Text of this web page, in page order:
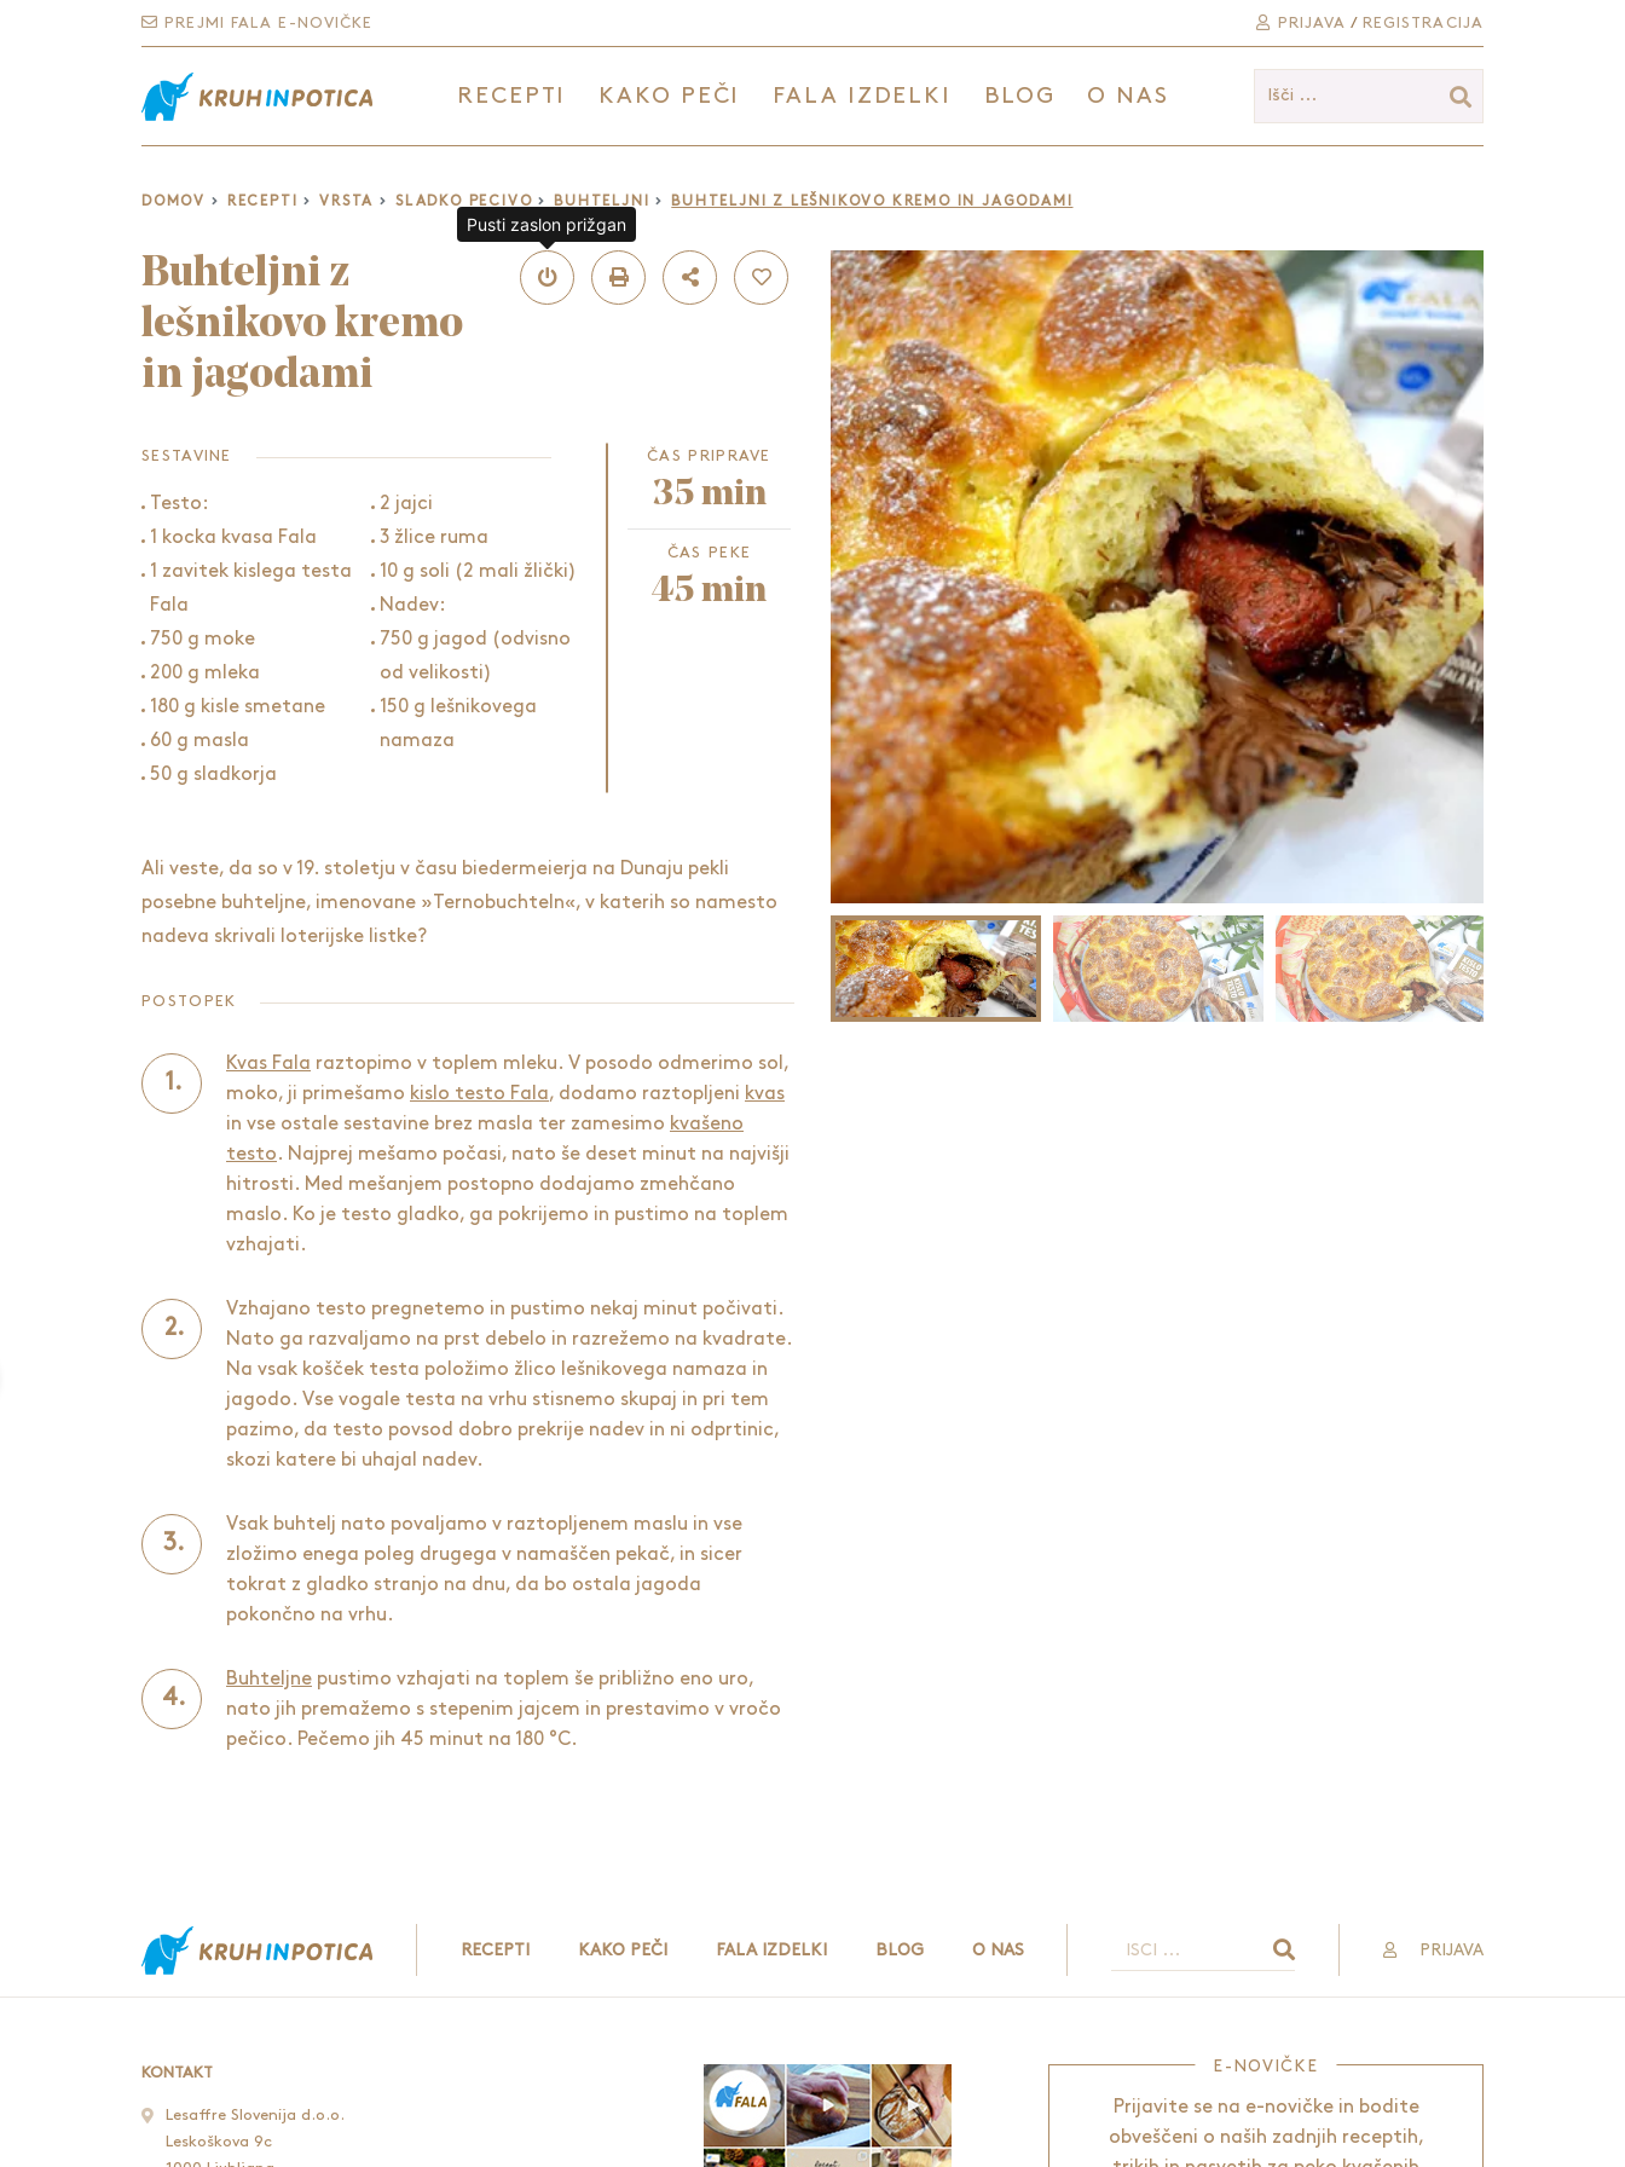
PREJMI FALA E-NOVIČKE PRIJAVA / REGISTRACIJA
Išči ...
RECEPTI KAKO PEČI FALA IZDELKI BLOG O NAS
DOMOV RECEPTI VRSTA SLADKO PECIVO BUHTELJNI BUHTELJNI Z LEŠNIKOVO KREMO IN JAGODAMI
Buhteljni z
lešnikovo kremo
in jagodami
SESTAVINE
Testo:
1 kocka kvasa Fala
1 zavitek kislega testa
Fala
750 g moke
200 g mleka
180 g kisle smetane
60 g masla
50 g sladkorja
2 jajci
3 žlice ruma
10 g soli (2 mali žlički)
Nadev:
750 g jagod (odvisno
od velikosti)
150 g lešnikovega
namaza
ČAS PRIPRAVE
35 min
ČAS PEKE
45 min
Ali veste, da so v 19. stoletju v času biedermeierja na Dunaju pekli
posebne buhteljne, imenovane »Ternobuchteln«, v katerih so namesto
nadeva skrivali loterijske listke?
POSTOPEK
Kvas Fala raztopimo v toplem mleku. V posodo odmerimo sol,
moko, ji primešamo kislo testo Fala, dodamo raztopljeni kvas
in vse ostale sestavine brez masla ter zamesimo kvašeno
testo . Najprej mešamo počasi, nato še deset minut na najvišji
hitrosti. Med mešanjem postopno dodajamo zmehčano
maslo. Ko je testo gladko, ga pokrijemo in pustimo na toplem
vzhajati.
Vzhajano testo pregnetemo in pustimo nekaj minut počivati.
Nato ga razvaljamo na prst debelo in razrežemo na kvadrate.
Na vsak košček testa položimo žlico lešnikovega namaza in
jagodo. Vse vogale testa na vrhu stisnemo skupaj in pri tem
pazimo, da testo povsod dobro prekrije nadev in ni odprtinic,
skozi katere bi uhajal nadev.
Vsak buhtelj nato povaljamo v raztopljenem maslu in vse
zložimo enega poleg drugega v namaščen pekač, in sicer
tokrat z gladko stranjo na dnu, da bo ostala jagoda
pokončno na vrhu.
Buhteljne pustimo vzhajati na toplem še približno eno uro,
nato jih premažemo s stepenim jajcem in prestavimo v vročo
pečico. Pečemo jih 45 minut na 180 °C.
RECEPTI KAKO PEČI FALA IZDELKI BLOG O NAS PRIJAVA
KONTAKT
Lesaffre Slovenija d.o.o.
Leskoškova 9c
E-NOVIČKE
Prijavite se na e-novičke in bodite
obveščeni o naših zadnjih receptih,
Pusti zaslon prižgan